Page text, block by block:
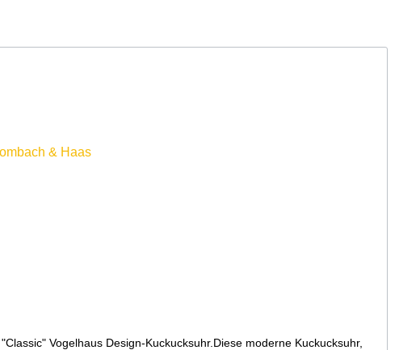
Vogelhaus Design-Kuckucksuhr.Diese moderne Kuckucksuhr,